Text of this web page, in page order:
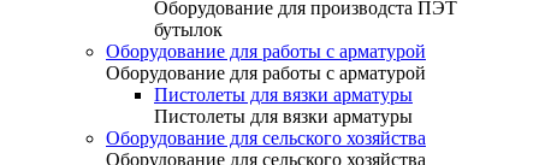
Оборудование для производста ПЭТ
бутылок
Оборудование для работы с арматурой
Оборудование для работы с арматурой
Пистолеты для вязки арматуры
Пистолеты для вязки арматуры
Оборудование для сельского хозяйства
Оборудование для сельского хозяйства